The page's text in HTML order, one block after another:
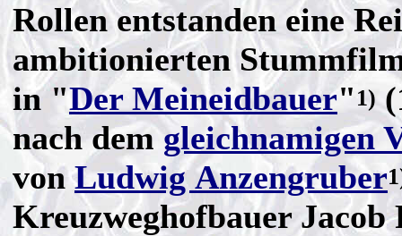
Rollen entstanden eine
ambitionierten
in "Der Meineidbauer" 1)
nach demgleichnamigen
vonLudwig Anzengruber
Kreuzweghofbauer Jacob